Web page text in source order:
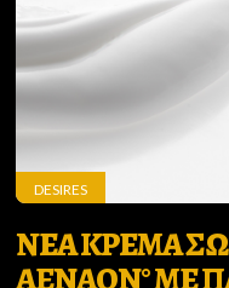
DESIRES
ΝΕΑ ΚΡΕΜΑ